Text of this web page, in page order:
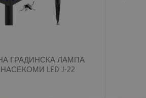
ГРАДИНСКА ЛАМПА
LED J-22